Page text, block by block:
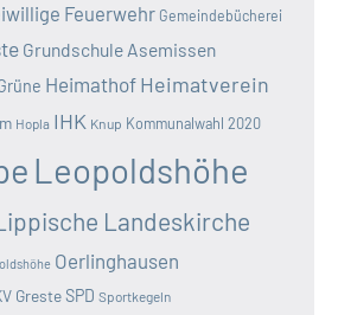
Feuerwehr Gemeindebücherei
Grundschule Asemissen
Heimathof Heimatverein
Hopla IHK Knup Kommunalwahl 2020
Leopoldshöhe
Landeskirche
Oerlinghausen
GresteSPD Sportkegeln